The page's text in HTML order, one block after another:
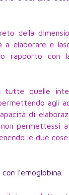
della
elaborare e
con
quelle
agli
di
permettessi
le due
l’emoglobina.